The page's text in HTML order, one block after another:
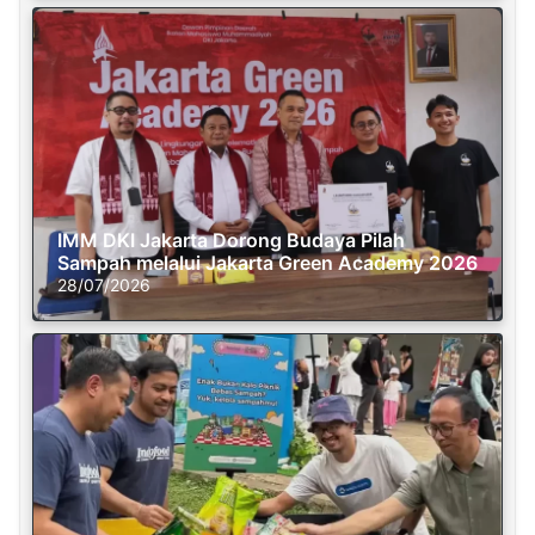
IMM DKI Jakarta Dorong Budaya Pilah
Sampah melalui Jakarta Green Academy 2026
28/07/2026